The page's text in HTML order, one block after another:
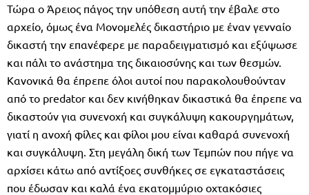
Τώρα ο Άρειος πάγος την υπόθεση αυτή την έβαλε στο
αρχείο, όμως ένα Μονομελές δικαστήριο με έναν γενναίο
δικαστή την επανέφερε με παραδειγματισμό και εξύψωσε
και πάλι το ανάστημα της δικαιοσύνης και των θεσμών.
Κανονικά θα έπρεπε όλοι αυτοί που παρακολουθούνταν
από το predator και δεν κινήθηκαν δικαστικά θα έπρεπε να
δικαστούν για συνενοχή και συγκάλυψη κακουργημάτων,
γιατί η ανοχή φίλες και φίλοι μου είναι καθαρά συνενοχή
και συγκάλυψη. Στη μεγάλη δική των Τεμπών που πήγε να
αρχίσει κάτω από αντίξοες συνθήκες σε εγκαταστάσεις
που έδωσαν και καλά ένα εκατομμύριο οχτακόσιες